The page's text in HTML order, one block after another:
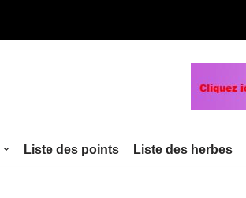
Liste des points Liste des herbes